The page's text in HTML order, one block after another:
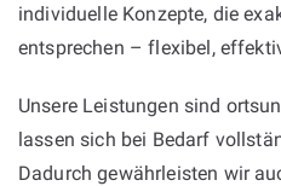
individuelle Konzepte, die
entsprechen – flexibel,
Unsere Leistungen sind
lassen sich bei Bedarf
Dadurch gewährleisten wir